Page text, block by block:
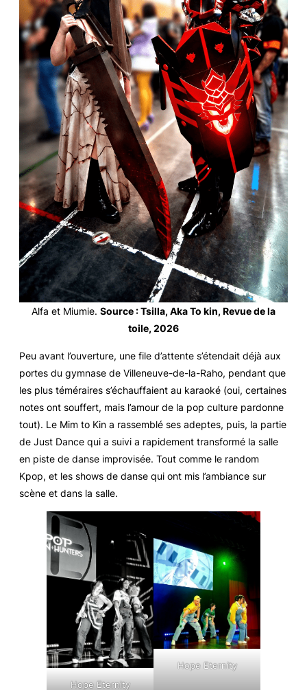
Alfa et Miumie. Source : Tsilla, Aka To kin, Revue de la
toile, 2026
Peu avant l’ouverture, une file d’attente s’étendait déjà aux
portes du gymnase de Villeneuve-de-la-Raho, pendant que
les plus téméraires s’échauffaient au karaoké (oui, certaines
notes ont souffert, mais l’amour de la pop culture pardonne
tout). Le Mim to Kin a rassemblé ses adeptes, puis, la partie
de Just Dance qui a suivi a rapidement transformé la salle
en piste de danse improvisée. Tout comme le random
Kpop, et les shows de danse qui ont mis l’ambiance sur
scène et dans la salle.
Hope Eternity
Hope Eternity